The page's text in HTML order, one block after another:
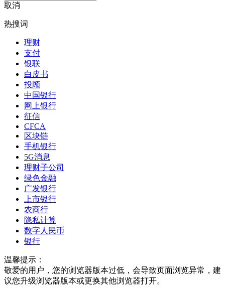
取消
热搜词
理财
支付
银联
白皮书
投顾
中国银行
网上银行
征信
CFCA
区块链
手机银行
5G消息
理财子公司
绿色金融
广发银行
上市银行
农商行
隐私计算
数字人民币
银行
温馨提示：
敬爱的用户，您的浏览器版本过低，会导致页面浏览异常，建
议您升级浏览器版本或更换其他浏览器打开。